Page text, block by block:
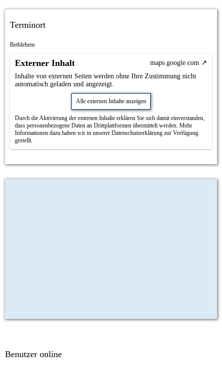
Terminort
Bethlehem
Externer Inhalt
maps.google.com
Inhalte von externen Seiten werden ohne Ihre Zustimmung nicht
automatisch geladen und angezeigt.
Alle externen Inhalte anzeigen
Durch die Aktivierung der externen Inhalte erklären Sie sich damit einverstanden,
dass personenbezogene Daten an Drittplattformen übermittelt werden. Mehr
Informationen dazu haben wir in unserer Datenschutzerklärung zur Verfügung
gestellt.
Benutzer online